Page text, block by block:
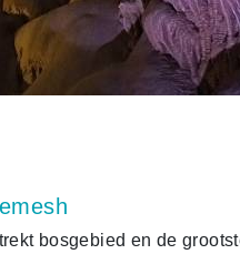
bosgebied en de